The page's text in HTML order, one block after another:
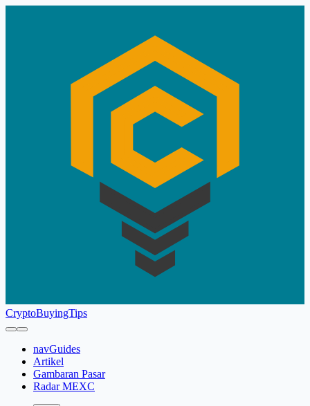
CryptoBuyingTips
navGuides
Artikel
Gambaran Pasar
Radar MEXC